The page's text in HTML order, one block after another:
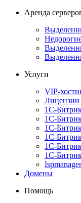
Аренда
Услуги
VIP-
1С-
1С-
1С-
1С-
1С-
1С-
Домены
Помощь